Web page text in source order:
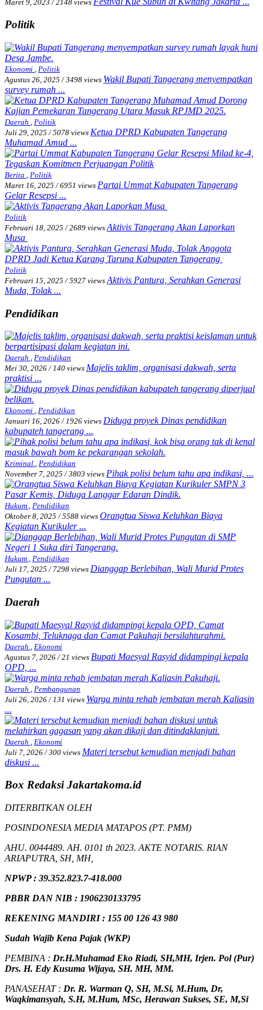
Maret 9, 2023 / 2148 views
Politik
Ekonomi
Politik
Agustus 26, 2025 / 3498 views Wakil Bupati Tangerang menyempatkan
survey rumah ...
Daerah
Politik
Juli 29, 2025 / 5078 views Ketua DPRD Kabupaten Tangerang
Muhamad Amud ...
Berita
Politik
Maret 16, 2025 / 6951 views Partai Ummat Kabupaten Tangerang
Gelar Resepsi ...
Politik
Februari 18, 2025 / 2689 views Aktivis Tangerang Akan Laporkan
Musa
Politik
Februari 15, 2025 / 5927 views Aktivis Pantura, Serahkan Generasi
Muda, Tolak ...
Pendidikan
Daerah , Pendidikan
Mei 30, 2026 / 140 views Majelis taklim, organisasi dakwah, serta
praktisi ...
Ekonomi , Pendidikan
Januari 16, 2026 / 1926 views Diduga proyek Dinas pendidikan
kabupateh tangerang ...
Kriminal , Pendidikan
November 7, 2025 / 3803 views Pihak polisi belum tahu apa indikasi, ...
Hukum , Pendidikan
Oktober 8, 2025 / 5588 views Orangtua Siswa Keluhkan Biaya
Kegiatan Kurikuler ...
Hukum , Pendidikan
Juli 17, 2025 / 7298 views Dianggap Berlebihan, Wali Murid Protes
Pungutan ...
Daerah
Daerah
Ekonomi
Agustus 7, 2026 / 21 views Bupati Maesyal Rasyid didampingi kepala
OPD, ...
Daerah
Pembangunan
Juli 26, 2026 / 131 views Warga minta rehab jembatan merah Kaliasin
...
Daerah
Ekonomi
Juli 7, 2026 / 300 views Materi tersebut kemudian menjadi bahan
diskusi ...
Box Redaksi Jakartakoma.id
DITERBITKAN OLEH
POSINDONESIA MEDIA MATAPOS (PT. PMM)
AHU. 0044489. AH. 0101 th 2023. AKTE NOTARIS. RIAN
ARIAPUTRA, SH, MH,
NPWP: 39.352.823.7-418.000
PBBR DAN NIB : 1906230133795
REKENING MANDIRI : 155 00 126 43 980
Sudah Wajib Kena Pajak (WKP)
PEMBINA : Dr.H.Muhamad Eko Riadi, SH,MH, Irjen. Pol (Pur)
Drs. H. Edy Kusuma Wijaya, SH. MH, MM.
PANASEHAT : Dr. R. Warman Q, SH, M.Si, M.Hum, Dr,
Waqkimansyah, S.H, M.Hum, MSc, Herawan Sukses, SE, M,Si